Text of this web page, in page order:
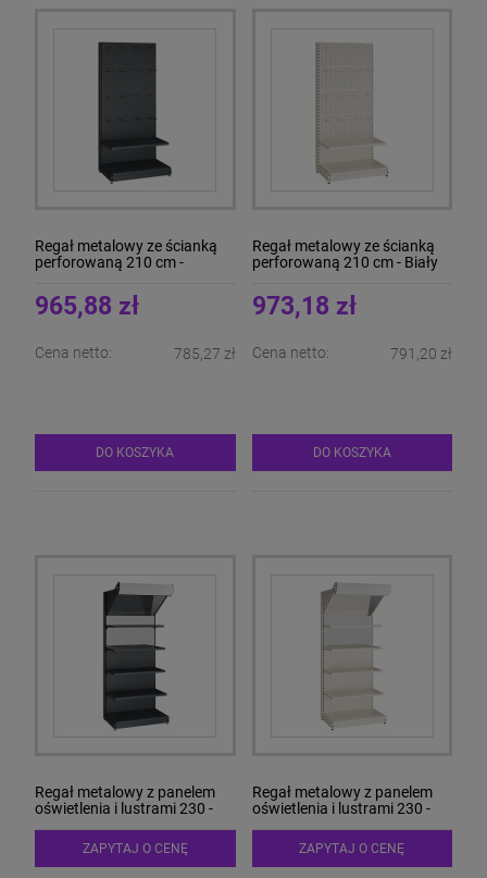
Regał metalowy ze ścianką
perforowaną 210 cm -
965,88 zł
Cena netto: 785,27 zł
DO KOSZYKA
Regał metalowy ze ścianką
perforowaną 210 cm - Biały
973,18 zł
Cena netto: 791,20 zł
DO KOSZYKA
Regał metalowy z panelem
oświetlenia i lustrami 230 -
ZAPYTAJ O CENĘ
Regał metalowy z panelem
oświetlenia i lustrami 230 -
ZAPYTAJ O CENĘ